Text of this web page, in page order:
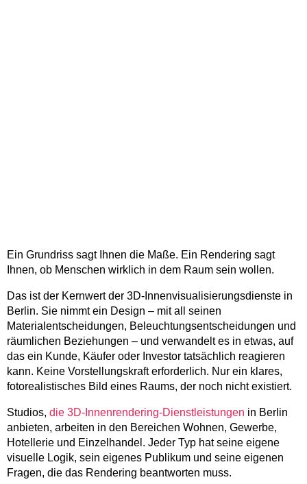
Ein Grundriss sagt Ihnen die Maße. Ein Rendering sagt
Ihnen, ob Menschen wirklich in dem Raum sein wollen.
Das ist der Kernwert der 3D-Innenvisualisierungsdienste in
Berlin. Sie nimmt ein Design – mit all seinen
Materialentscheidungen, Beleuchtungsentscheidungen und
räumlichen Beziehungen – und verwandelt es in etwas, auf
das ein Kunde, Käufer oder Investor tatsächlich reagieren
kann. Keine Vorstellungskraft erforderlich. Nur ein klares,
fotorealistisches Bild eines Raums, der noch nicht existiert.
Studios, die 3D-Innenrendering-Dienstleistungen in Berlin
anbieten, arbeiten in den Bereichen Wohnen, Gewerbe,
Hotellerie und Einzelhandel. Jeder Typ hat seine eigene
visuelle Logik, sein eigenes Publikum und seine eigenen
Fragen, die das Rendering beantworten muss.